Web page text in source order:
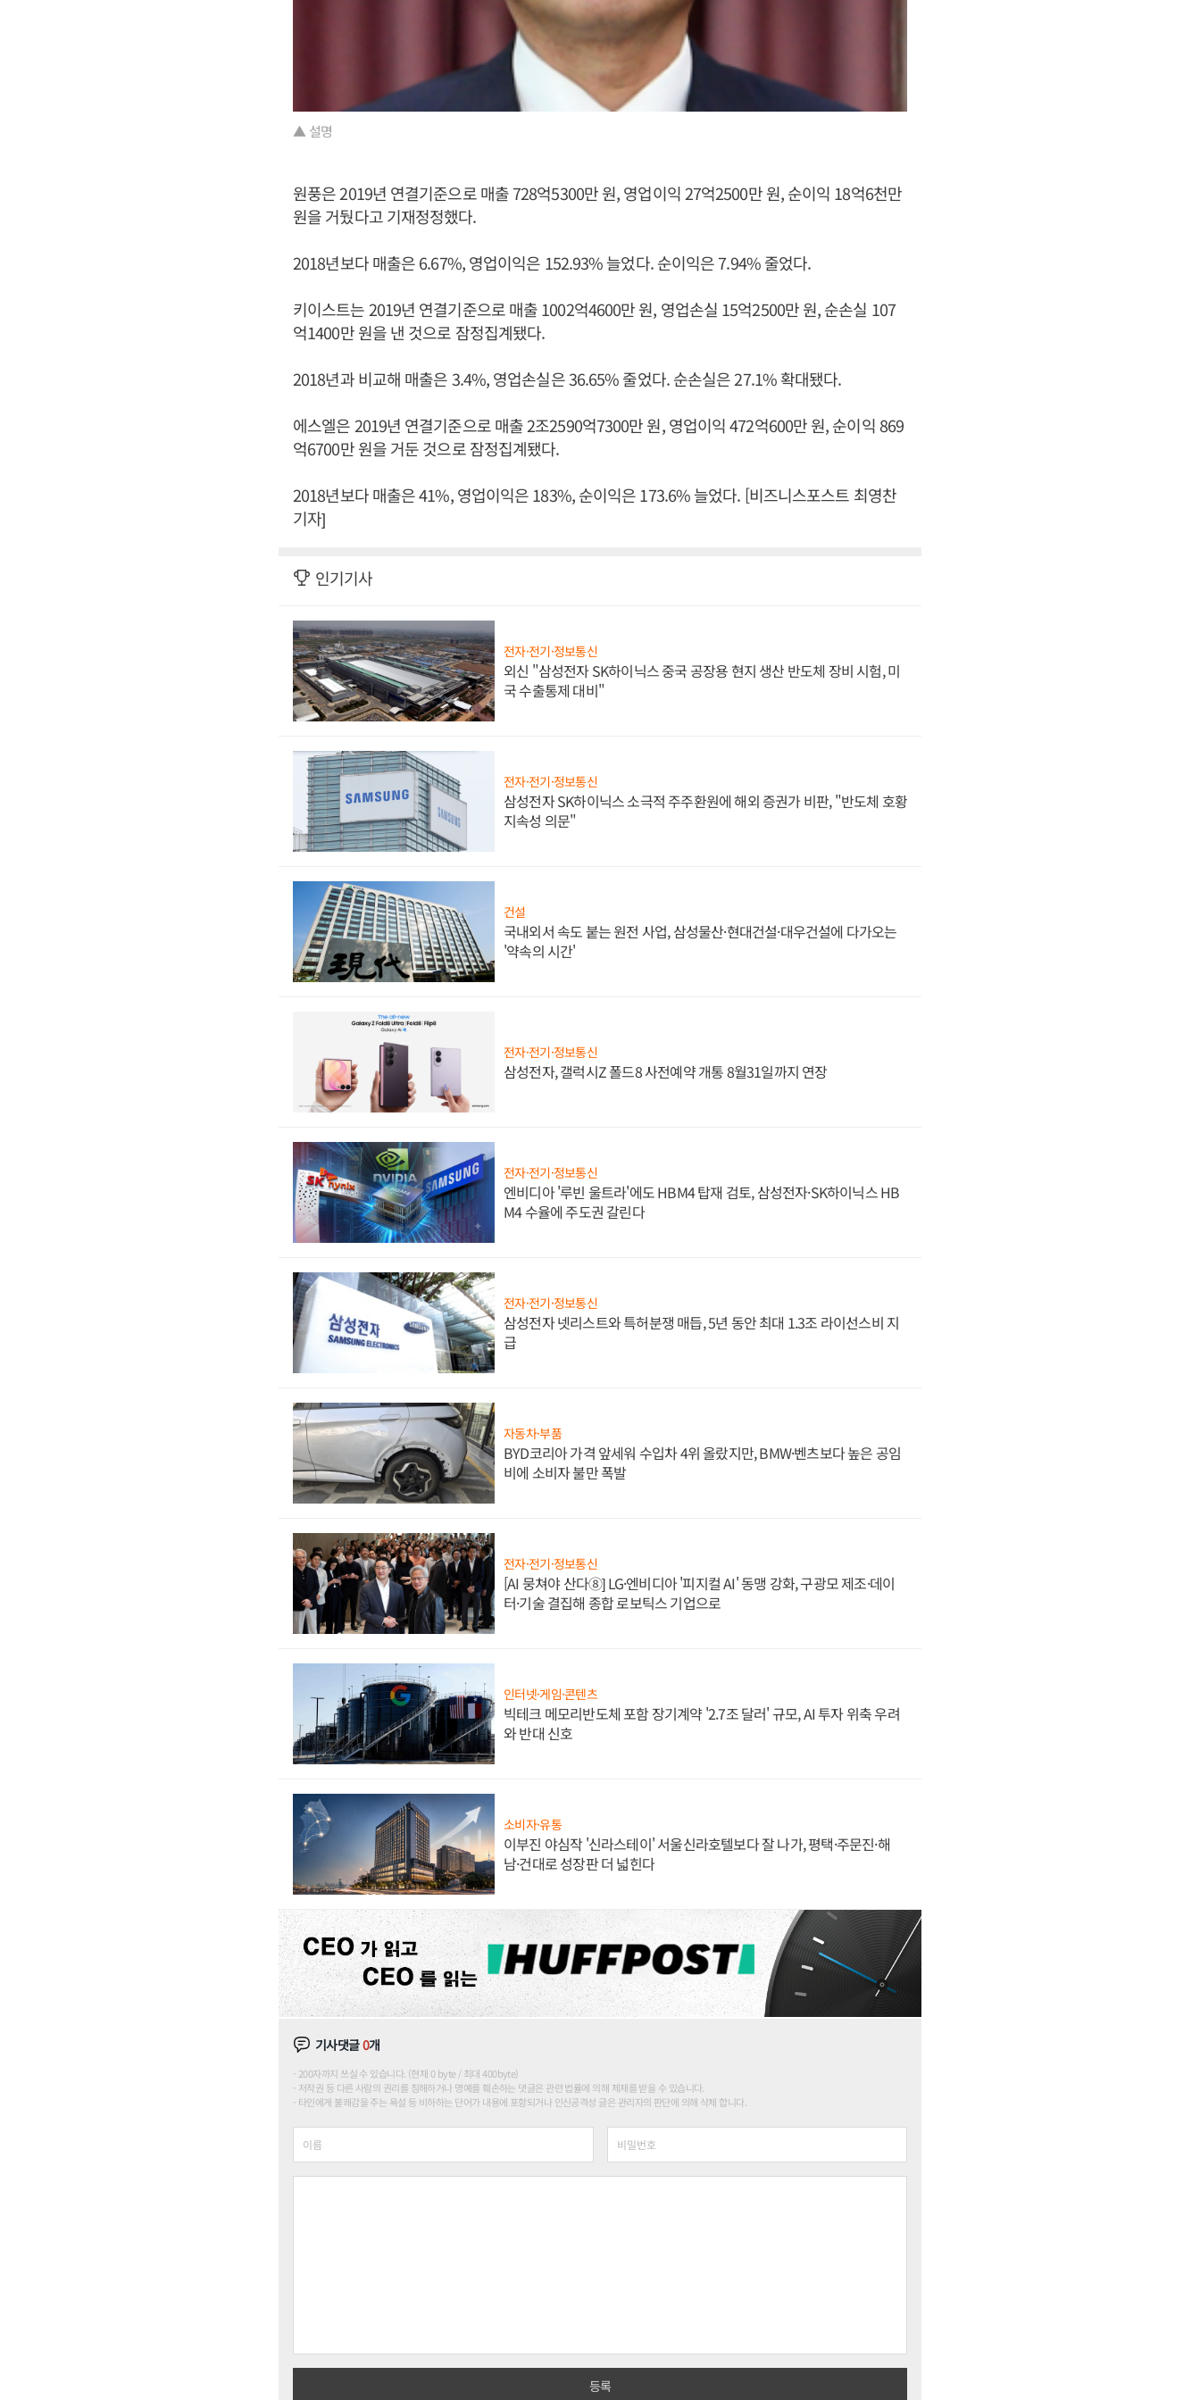
▲ 설명
원풍은 2019년 연결기준으로 매출 728억5300만 원, 영업이익 27억2500만 원, 순이익 18억6천만
원을 거뒀다고 기재정정했다.
2018년보다 매출은 6.67%, 영업이익은 152.93% 늘었다. 순이익은 7.94% 줄었다.
키이스트는 2019년 연결기준으로 매출 1002억4600만 원, 영업손실 15억2500만 원, 순손실 107
억1400만 원을 낸 것으로 잠정집계됐다.
2018년과 비교해 매출은 3.4%, 영업손실은 36.65% 줄었다. 순손실은 27.1% 확대됐다.
에스엘은 2019년 연결기준으로 매출 2조2590억7300만 원, 영업이익 472억600만 원, 순이익 869
억6700만 원을 거둔 것으로 잠정집계됐다.
2018년보다 매출은 41%, 영업이익은 183%, 순이익은 173.6% 늘었다. [비즈니스포스트 최영찬
기자]
인기기사
전자·전기·정보통신
외신 "삼성전자 SK하이닉스 중국 공장용 현지 생산 반도체 장비 시험, 미
국 수출통제 대비"
전자·전기·정보통신
삼성전자 SK하이닉스 소극적 주주환원에 해외 증권가 비판, "반도체 호황
지속성 의문"
건설
국내외서 속도 붙는 원전 사업, 삼성물산·현대건설·대우건설에 다가오는
'약속의 시간'
전자·전기·정보통신
삼성전자, 갤럭시Z 폴드8 사전예약 개통 8월31일까지 연장
전자·전기·정보통신
엔비디아 '루빈 울트라'에도 HBM4 탑재 검토, 삼성전자·SK하이닉스 HB
M4 수율에 주도권 갈린다
전자·전기·정보통신
삼성전자 넷리스트와 특허분쟁 매듭, 5년 동안 최대 1.3조 라이선스비 지
급
자동차·부품
BYD코리아 가격 앞세워 수입차 4위 올랐지만, BMW·벤츠보다 높은 공임
비에 소비자 불만 폭발
전자·전기·정보통신
[AI 뭉쳐야 산다⑧] LG·엔비디아 '피지컬 AI' 동맹 강화, 구광모 제조·데이
터·기술 결집해 종합 로보틱스 기업으로
인터넷·게임·콘텐츠
빅테크 메모리반도체 포함 장기계약 '2.7조 달러' 규모, AI 투자 위축 우려
와 반대 신호
소비자·유통
이부진 야심작 '신라스테이' 서울신라호텔보다 잘 나가, 평택·주문진·해
남·건대로 성장판 더 넓힌다
기사댓글0개
200자까지 쓰실 수 있습니다. (현재 0 byte / 최대 400byte)
저작권 등 다른 사람의 권리를 침해하거나 명예를 훼손하는 댓글은 관련 법률에 의해 제재를 받을 수 있습니다.
타인에게 불쾌감을 주는 욕설 등 비하하는 단어가 내용에 포함되거나 인신공격성 글은 관리자의 판단에 의해 삭제 합니다.